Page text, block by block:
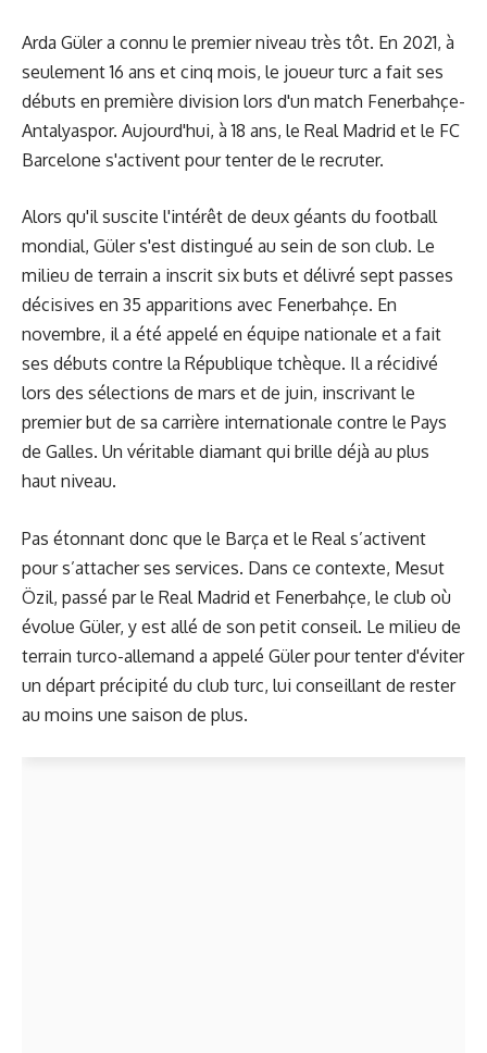
Arda Güler a connu le premier niveau très tôt. En 2021, à
seulement 16 ans et cinq mois, le joueur turc a fait ses
débuts en première division lors d'un match Fenerbahçe-
Antalyaspor. Aujourd'hui, à 18 ans, le Real Madrid et le FC
Barcelone s'activent pour tenter de le recruter.
Alors qu'il suscite l'intérêt de deux géants du football
mondial, Güler s'est distingué au sein de son club. Le
milieu de terrain a inscrit six buts et délivré sept passes
décisives en 35 apparitions avec Fenerbahçe. En
novembre, il a été appelé en équipe nationale et a fait
ses débuts contre la République tchèque. Il a récidivé
lors des sélections de mars et de juin, inscrivant le
premier but de sa carrière internationale contre le Pays
de Galles. Un véritable diamant qui brille déjà au plus
haut niveau.
Pas étonnant donc que le Barça et le Real s’activent
pour s’attacher ses services. Dans ce contexte, Mesut
Özil, passé par le Real Madrid et Fenerbahçe, le club où
évolue Güler, y est allé de son petit conseil. Le milieu de
terrain turco-allemand a appelé Güler pour tenter d'éviter
un départ précipité du club turc, lui conseillant de rester
au moins une saison de plus.